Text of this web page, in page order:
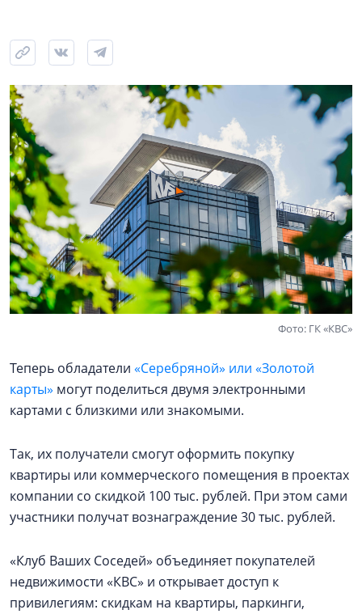
Фото: ГК «КВС»
Теперь обладатели «Серебряной» или «Золотой
карты» могут поделиться двумя электронными
картами с близкими или знакомыми.
Так, их получатели смогут оформить покупку
квартиры или коммерческого помещения в проектах
компании со скидкой 100 тыс. рублей. При этом сами
участники получат вознаграждение 30 тыс. рублей.
«Клуб Ваших Соседей» объединяет покупателей
недвижимости «КВС» и открывает доступ к
привилегиям: скидкам на квартиры, паркинги,